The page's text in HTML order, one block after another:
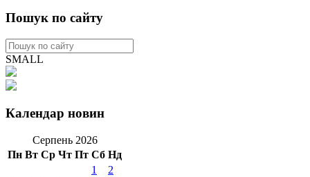
Пошук по сайту
SMALL
Календар новин
Серпень 2026
Пн Вт Ср Чт Пт Сб Нд
1
2